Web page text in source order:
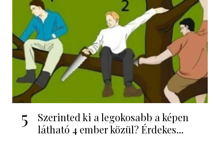
5
Szerinted ki a legokosabb a képen
látható 4 ember közül? Érdekes...